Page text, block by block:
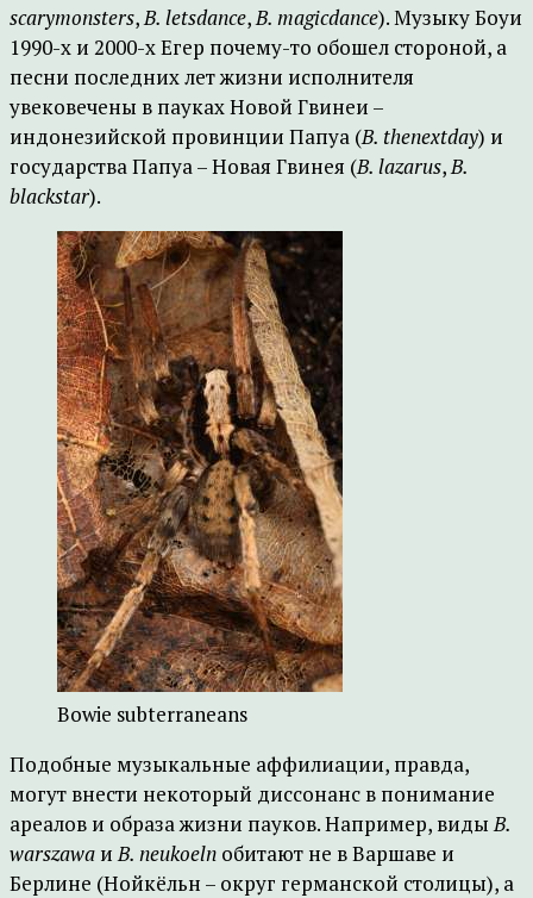
scarymonsters,B. letsdance,B. magicdance). Музыку Боуи
1990-х и 2000-х Егер почему-то обошел стороной, а
песни последних лет жизни исполнителя
увековечены в пауках Новой Гвинеи –
индонезийской провинции Папуа (B. thenextday) и
государства Папуа – Новая Гвинея (B. lazarus,B.
blackstar).
Bowie subterraneans
Подобные музыкальные аффилиации, правда,
могут внести некоторый диссонанс в понимание
ареалов и образа жизни пауков. Например, видыB.
warszawa иB. neukoeln обитают не в Варшаве и
Берлине (Нойкёльн – округ германской столицы), а